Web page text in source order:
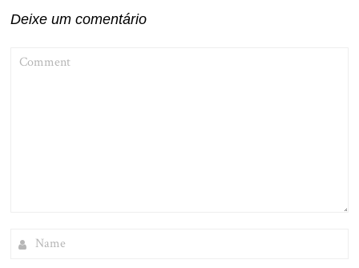
Deixe um comentário